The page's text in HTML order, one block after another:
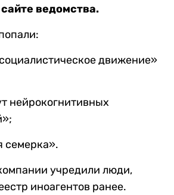
ведомства.
движение»
нейрокогнитивных
семерка».
учредили люди,
иноагентов ранее.